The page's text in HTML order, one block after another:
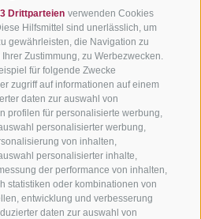
3 Drittparteien verwenden Cookies
Hilfsmittel sind unerlässlich, um
gewährleisten, die Navigation zu
Zustimmung, zu Werbezwecken.
für folgende Zwecke
zugriff auf informationen auf einem
daten zur auswahl von
profilen für personalisierte werbung,
personalisierter werbung,
von inhalten,
personalisierter inhalte,
der performance von inhalten,
statistiken oder kombinationen von
entwicklung und verbesserung
daten zur auswahl von